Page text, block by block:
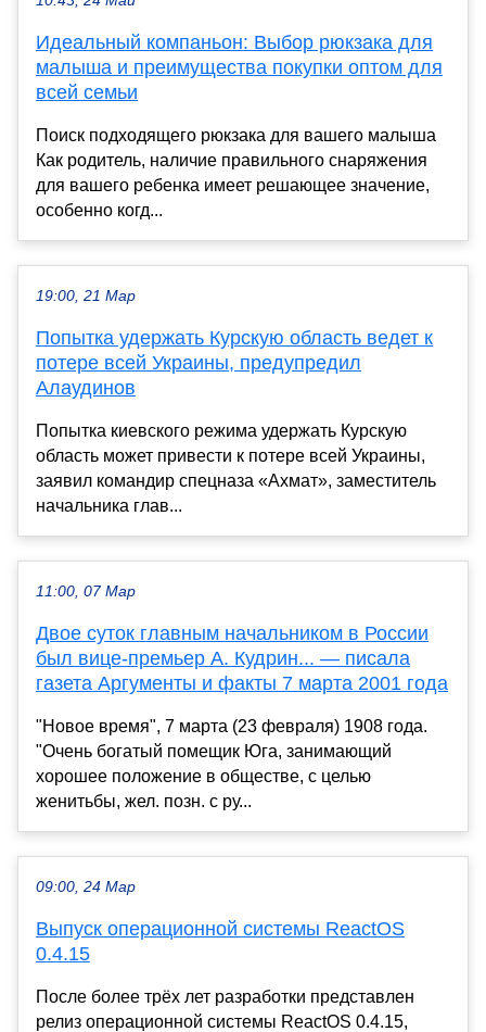
Идеальный компаньон: Выбор рюкзака для
малыша и преимущества покупки оптом для
всей семьи
Поиск подходящего рюкзака для вашего малыша
Как родитель, наличие правильного снаряжения
для вашего ребенка имеет решающее значение,
особенно когд...
19:00, 21 Мар
Попытка удержать Курскую область ведет к
потере всей Украины, предупредил
Алаудинов
Попытка киевского режима удержать Курскую
область может привести к потере всей Украины,
заявил командир спецназа «Ахмат», заместитель
начальника глав...
11:00, 07 Мар
Двое суток главным начальником в России
был вице-премьер А. Кудрин... — писала
газета Аргументы и факты 7 марта 2001 года
"Новое время", 7 марта (23 февраля) 1908 года.
"Очень богатый помещик Юга, занимающий
хорошее положение в обществе, с целью
женитьбы, жел. позн. с ру...
09:00, 24 Мар
Выпуск операционной системы ReactOS
0.4.15
После более трёх лет разработки представлен
релиз операционной системы ReactOS 0.4.15,